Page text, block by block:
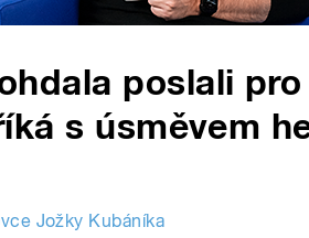
poslali
s úsměvem
Jožky Kubáníka